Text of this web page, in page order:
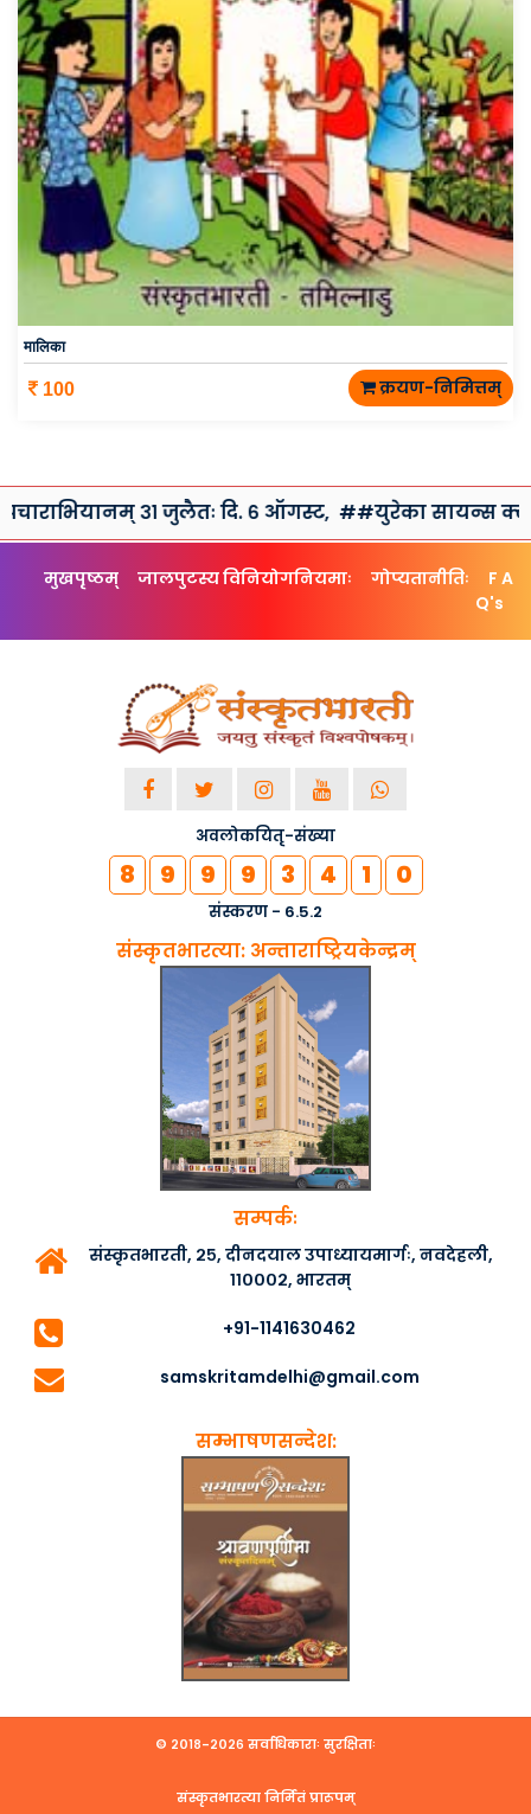
मालिका
100 क्रयण-निमित्तम्
३१ जुलैतः दि. ६ ऑगस्ट,##युरेका सायन्स क्लब तथा
मुखपृष्ठम् जालपुटस्य विनियोगनियमाः गोप्यतानीतिः
F A
Q's
अवलोकयितृ-संख्या
8 9 9 9 3 4 1 0
संस्करण - 6.5.2
संस्कृतभारत्या: अन्ताराष्ट्रियकेन्द्रम्
सम्पर्कः
संस्कृतभारती, २५, दीनदयाल उपाध्यायमार्गः, नवदेहली,
११०००२, भारतम्
+91-1141630462
samskritamdelhi@gmail.com
सम्भाषणसन्देश:
© २०१८-२०२६ सर्वाधिकाराः सुरक्षिताः
संस्कृतभारत्या निर्मितं प्रारूपम्